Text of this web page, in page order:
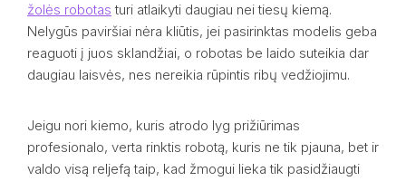
žolės robotas turi atlaikyti daugiau nei tiesų kiemą.
Nelygūs paviršiai nėra kliūtis, jei pasirinktas modelis geba
reaguoti į juos sklandžiai, o robotas be laido suteikia dar
daugiau laisvės, nes nereikia rūpintis ribų vedžiojimu.
Jeigu nori kiemo, kuris atrodo lyg prižiūrimas
profesionalo, verta rinktis robotą, kuris ne tik pjauna, bet ir
valdo visą reljefą taip, kad žmogui lieka tik pasidžiaugti